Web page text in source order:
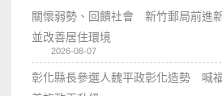
關懷弱勢、回饋社會 新竹郵局前進
並改善居住環境
2026-08-07
彰化縣長參選人魏平政彰化造勢 喊